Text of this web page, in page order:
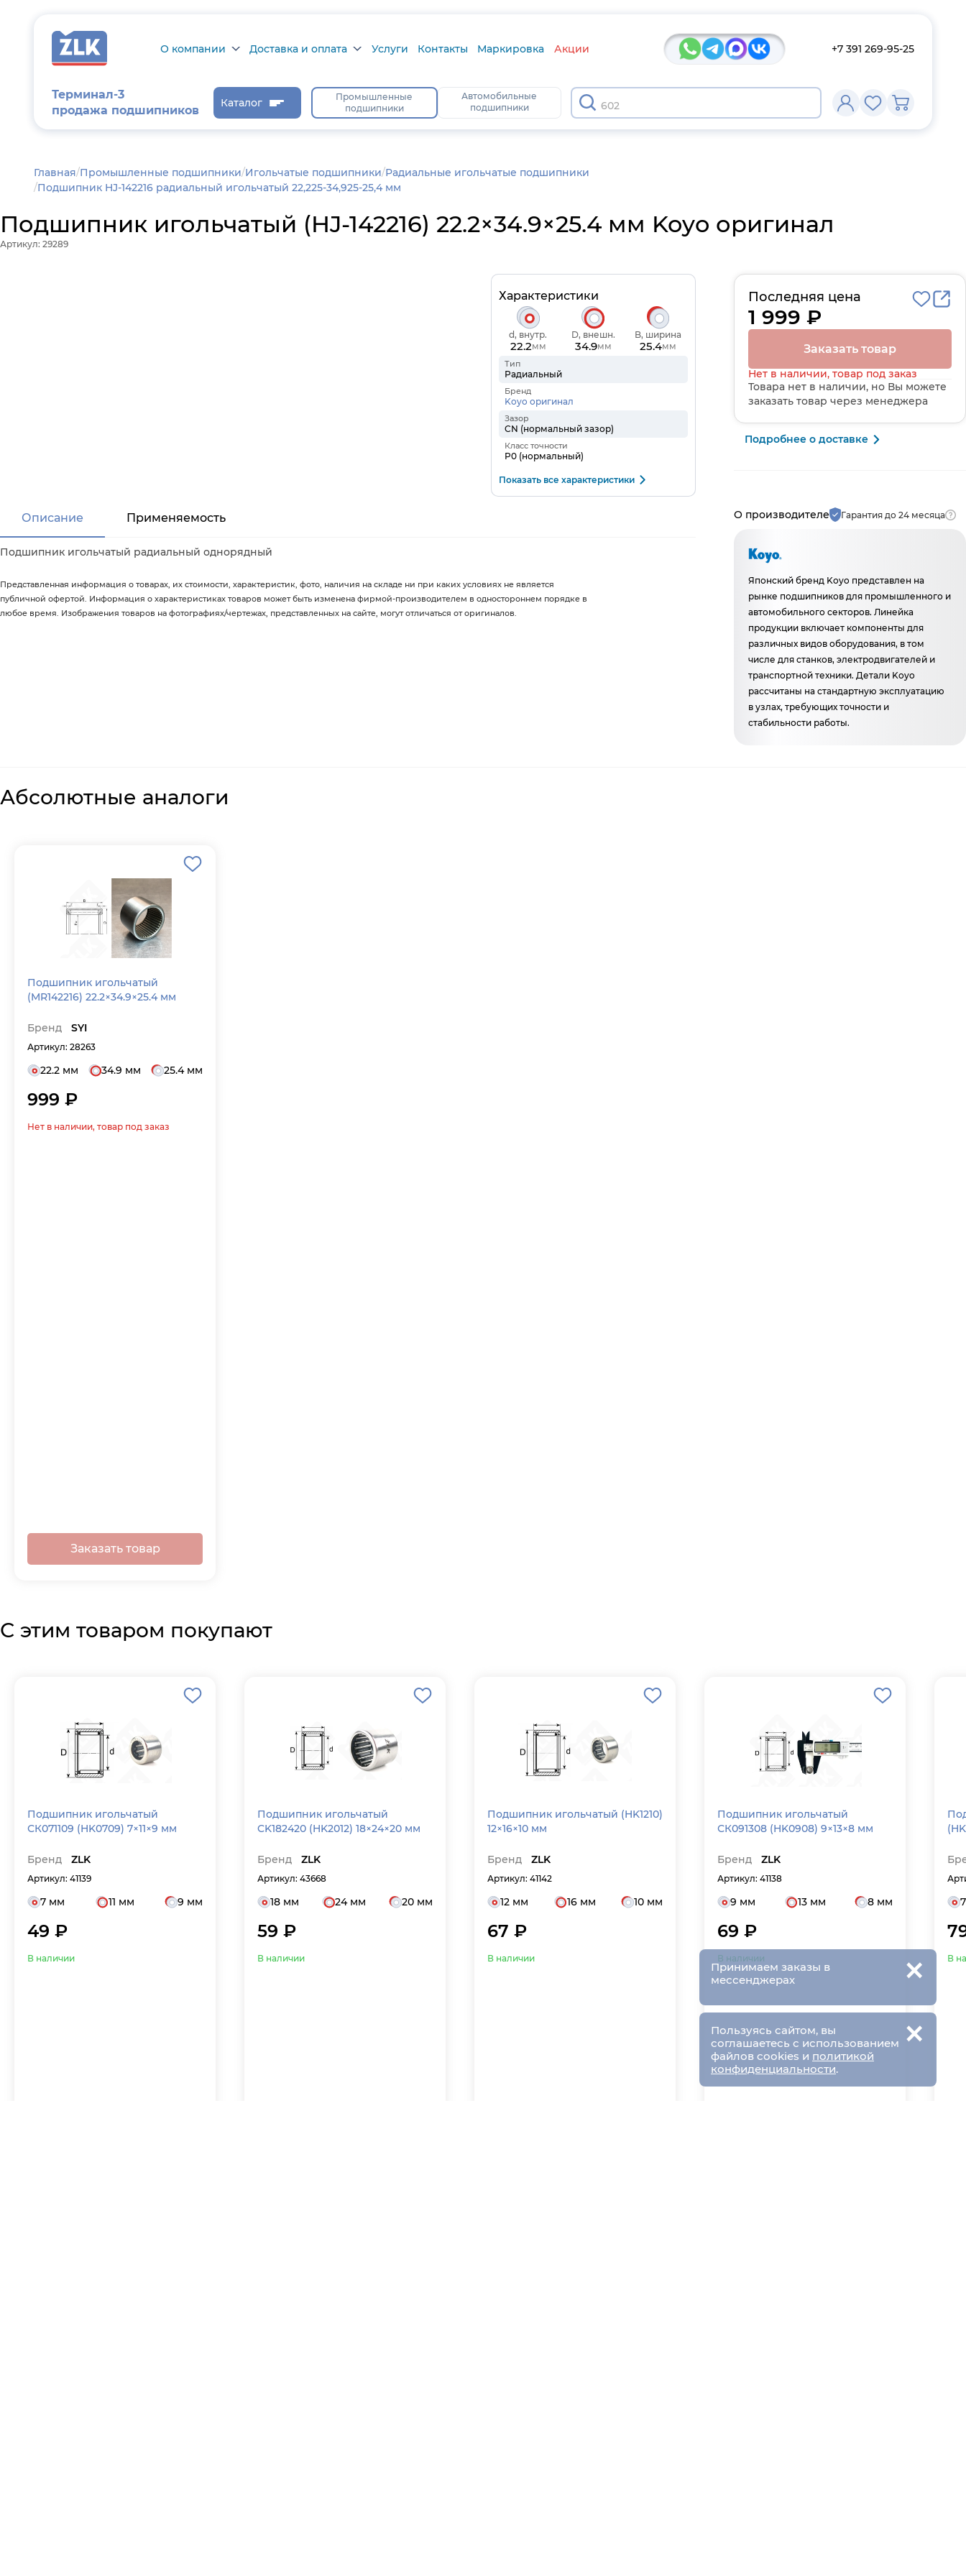
О компании
О компании
Сертификаты на
продукцию
Новости
Контроль и
Отзывы
Доставка и оплата
Доставка и оплата
Возврат товара
Услуги Контакты Маркировка Акции +7 391 269-95-25
Терминал-3
продажа подшипников
Каталог
Промышленные
подшипники
Автомобильные
подшипники
60205
Главная/Промышленные подшипники Игольчатые подшипники/Радиальные игольчатые подшипники
Подшипник HJ-142216 радиальный игольчатый 22,225-34,925-25,4 мм
Подшипник игольчатый (HJ-142216) 22.2×34.9×25.4 мм Koyo оригинал
Артикул: 29289
Характеристики
d, внутр.
22.2мм
D, внешн.
34.9мм
B, ширина
25.4мм
Тип
Радиальный
Бренд
Koyo оригинал
Зазор
CN (нормальный зазор)
Класс точности
P0 (нормальный)
Показать все характеристики
Последняя цена
1 999 ₽
Заказать товар
Нет в наличии, товар под заказ
Товара нет в наличии, но Вы можете
заказать товар через менеджера
Подробнее о доставке
Описание Применяемость
Подшипник игольчатый радиальный однорядный
Представленная информация о товарах, их стоимости, характеристик, фото, наличия на складе ни при каких условиях не является
публичной офертой. Информация о характеристиках товаров может быть изменена фирмой-производителем в одностороннем порядке в
любое время. Изображения товаров на фотографиях/чертежах, представленных на сайте, могут отличаться от оригиналов.
Производитель и гарантия
О производителе Гарантия до 24 месяца
Японский бренд Koyo представлен на
рынке подшипников для промышленного и
автомобильного секторов. Линейка
продукции включает компоненты для
различных видов оборудования, в том
числе для станков, электродвигателей и
транспортной техники. Детали Koyo
рассчитаны на стандартную эксплуатацию
в узлах, требующих точности и
стабильности работы.
Абсолютные аналоги
Подшипник игольчатый
(MR142216) 22.2×34.9×25.4 мм
Бренд SYI
Артикул: 28263
22.2 мм 34.9 мм 25.4 мм
999 ₽
Нет в наличии, товар под заказ
Заказать товар
С этим товаром покупают
Подшипник игольчатый
СК071109 (HK0709) 7×11×9 мм
Бренд ZLK
Артикул: 41139
7 мм 11 мм 9 мм
49 ₽
В наличии
Подшипник игольчатый
CK182420 (HK2012) 18×24×20 мм
Бренд ZLK
Артикул: 43668
18 мм 24 мм 20 мм
59 ₽
В наличии
Подшипник игольчатый (HK1210)
12×16×10 мм
Бренд ZLK
Артикул: 41142
12 мм 16 мм 10 мм
67 ₽
В наличии
Подшипник игольчатый
СК091308 (HK0908) 9×13×8 мм
Бренд ZLK
Артикул: 41138
9 мм 13 мм 8 мм
69 ₽
В наличии В
Пользуясь сайтом, вы
соглашаетесь с использованием
файлов cookies и политикой
конфиденциальности.
×
Принимаем заказы в
мессенджерах
×